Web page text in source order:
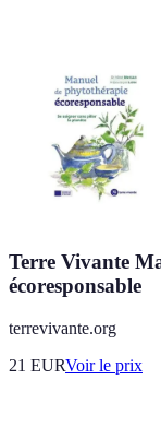
Terre Vivante
écoresponsable
terrevivante.org
21 EURVoir le prix